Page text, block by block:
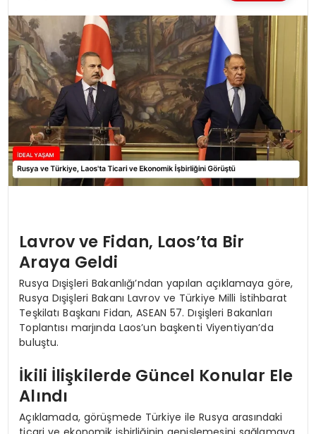
Lavrov ve Fidan, Laos’ta Bir
Araya Geldi
Rusya Dışişleri Bakanlığı’ndan yapılan açıklamaya göre,
Rusya Dışişleri Bakanı Lavrov ve Türkiye Milli İstihbarat
Teşkilatı Başkanı Fidan, ASEAN 57. Dışişleri Bakanları
Toplantısı marjında Laos’un başkenti Viyentiyan’da
buluştu.
İkili İlişkilerde Güncel Konular Ele
Alındı
Açıklamada, görüşmede Türkiye ile Rusya arasındaki